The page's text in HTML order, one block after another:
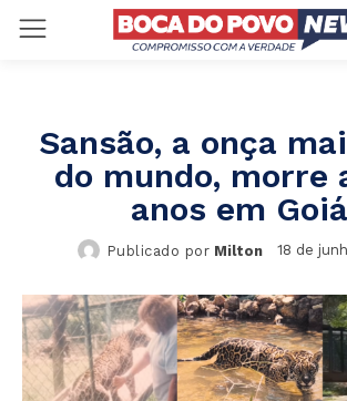
Sansão, a onça
do mundo, morre
anos em
Publicado por Milton 18 de